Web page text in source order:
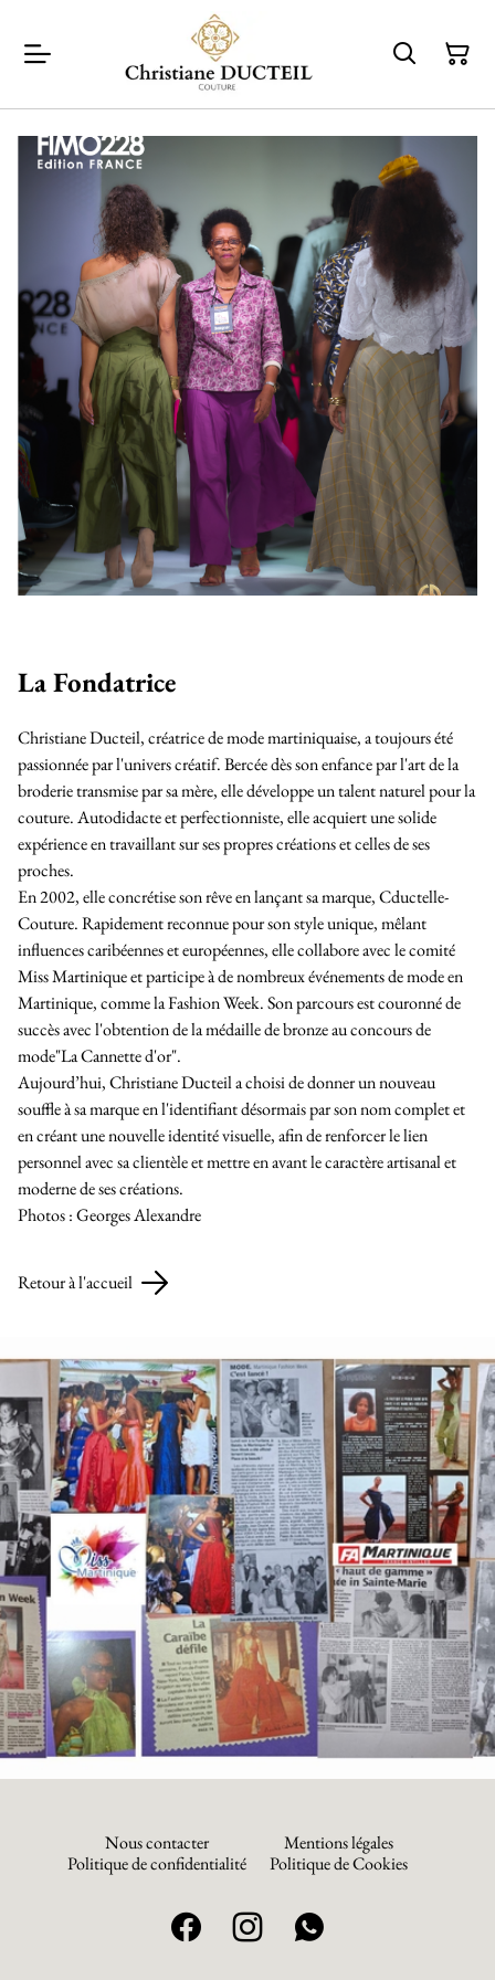
La Fondatrice
Christiane Ducteil, créatrice de mode martiniquaise, a toujours été
passionnée par l'univers créatif. Bercée dès son enfance par l'art de la
broderie transmise par sa mère, elle développe un talent naturel pour la
couture. Autodidacte et perfectionniste, elle acquiert une solide
expérience en travaillant sur ses propres créations et celles de ses
proches.
En 2002, elle concrétise son rêve en lançant sa marque, Cductelle-
Couture. Rapidement reconnue pour son style unique, mêlant
influences caribéennes et européennes, elle collabore avec le comité
Miss Martinique et participe à de nombreux événements de mode en
Martinique, comme la Fashion Week. Son parcours est couronné de
succès avec l'obtention de la médaille de bronze au concours de
mode"La Cannette d'or".
Aujourd’hui, Christiane Ducteil a choisi de donner un nouveau
souffle à sa marque en l'identifiant désormais par son nom complet et
en créant une nouvelle identité visuelle, afin de renforcer le lien
personnel avec sa clientèle et mettre en avant le caractère artisanal et
moderne de ses créations.
Photos : Georges Alexandre
Retour à l'accueil
Nous contacter
Mentions légales
Politique de confidentialité
Politique de Cookies